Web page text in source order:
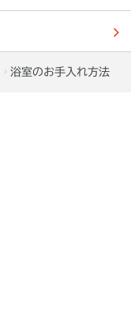
浴室のお手入れ方法